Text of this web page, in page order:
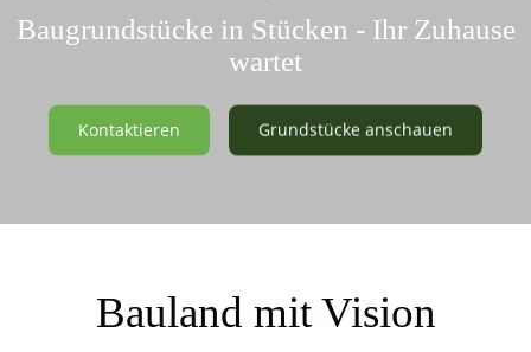
Baugrundstücke in Stücken - Ihr Zuhause
wartet
Kontaktieren Grundstücke anschauen
Bauland mit Vision